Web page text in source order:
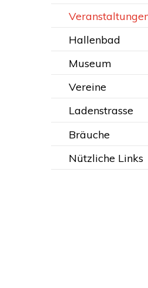
Hallenbad
Museum
Vereine
Ladenstrasse
Bräuche
Nützliche Links